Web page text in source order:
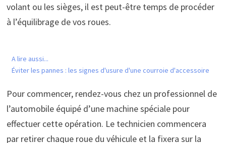
volant ou les sièges, il est peut-être temps de procéder
à l’équilibrage de vos roues.
A lire aussi...
Éviter les pannes : les signes d'usure d'une courroie d'accessoire
Pour commencer, rendez-vous chez un professionnel de
l’automobile équipé d’une machine spéciale pour
effectuer cette opération. Le technicien commencera
par retirer chaque roue du véhicule et la fixera sur la